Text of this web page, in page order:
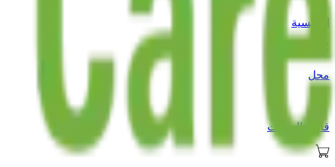
الرئيسية
محل
قائمة الرغبات